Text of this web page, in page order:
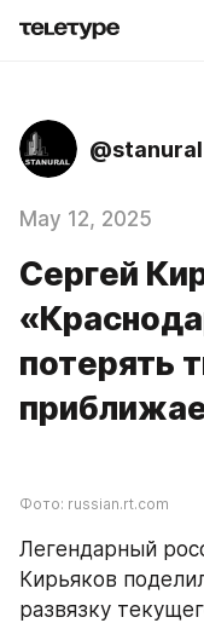
@stanural
May 12, 2025
Сергей
потерять
Фото: russian.rt.com
Легендарный
Кирьяков
развязку